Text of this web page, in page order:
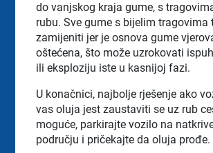
do vanjskog kraja gume, s
rubu. Sve gume s bijelim tragovima
zamijeniti jer je osnova gume
oštećena, što može uzrokovati
ili eksploziju iste u kasnijoj fazi.
U konačnici, najbolje rješenje ako
vas oluja jest zaustaviti se uz rub
moguće, parkirajte vozilo na
području i pričekajte da oluja prođe.